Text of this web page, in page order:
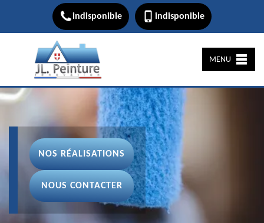
indisponible indisponible
MENU
NOS RÉALISATIONS
NOUS CONTACTER